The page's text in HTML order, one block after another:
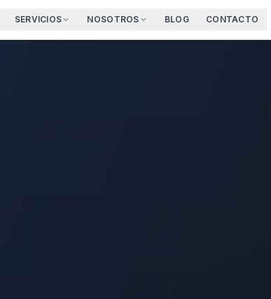
SERVICIOS NOSOTROS BLOG CONTACTO